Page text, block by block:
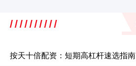
按天十倍配资：短期高杠杆速选指南